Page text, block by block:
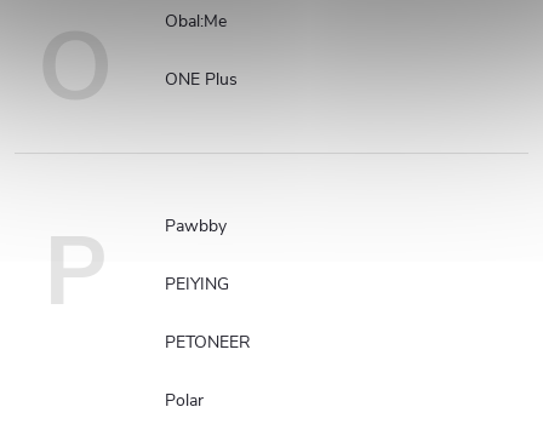
O Obal:Me
ONE Plus
P Pawbby
PEIYING
PETONEER
Polar